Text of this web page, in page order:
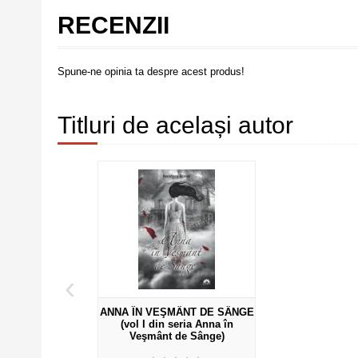
RECENZII
Spune-ne opinia ta despre acest produs!
Titluri de același autor
‹
ANNA ÎN VEŞMÂNT DE SÂNGE
(vol I din seria Anna în
Veşmânt de Sânge)